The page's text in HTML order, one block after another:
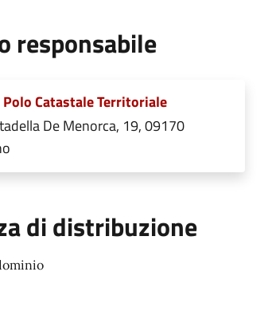
responsabile
Catastale Territoriale
De Menorca, 19, 09170
di distribuzione